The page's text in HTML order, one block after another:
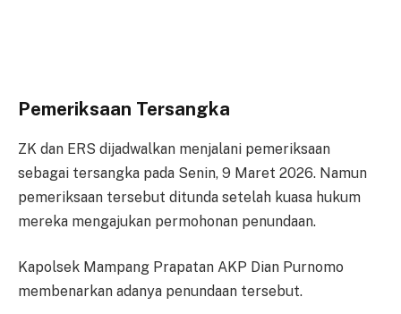
Pemeriksaan Tersangka
ZK dan ERS dijadwalkan menjalani pemeriksaan
sebagai tersangka pada Senin, 9 Maret 2026. Namun
pemeriksaan tersebut ditunda setelah kuasa hukum
mereka mengajukan permohonan penundaan.
Kapolsek Mampang Prapatan AKP Dian Purnomo
membenarkan adanya penundaan tersebut.